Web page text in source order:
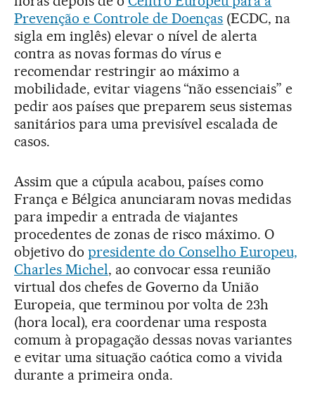
Prevenção e Controle de Doenças (ECDC, na
sigla em inglês) elevar o nível de alerta
contra as novas formas do vírus e
recomendar restringir ao máximo a
mobilidade, evitar viagens “não essenciais” e
pedir aos países que preparem seus sistemas
sanitários para uma previsível escalada de
casos.
Assim que a cúpula acabou, países como
França e Bélgica anunciaram novas medidas
para impedir a entrada de viajantes
procedentes de zonas de risco máximo. O
objetivo do presidente do Conselho Europeu,
Charles Michel, ao convocar essa reunião
virtual dos chefes de Governo da União
Europeia, que terminou por volta de 23h
(hora local), era coordenar uma resposta
comum à propagação dessas novas variantes
e evitar uma situação caótica como a vivida
durante a primeira onda.